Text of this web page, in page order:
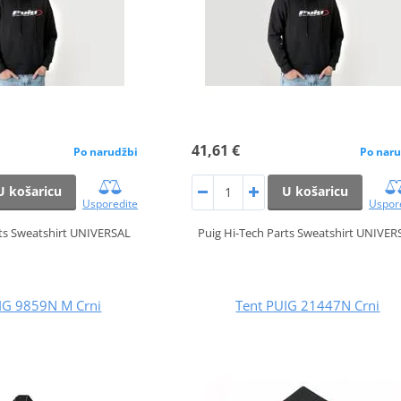
Po narudžbi
košaricu
Usporedite
Sweatshirt UNIVERSAL
41,61 € Po
U košaricu
Puig Hi-Tech Parts Sweatshirt
9859N M Crni Tent PUIG 21447N Crni